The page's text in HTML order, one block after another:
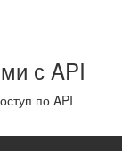
с API
по API